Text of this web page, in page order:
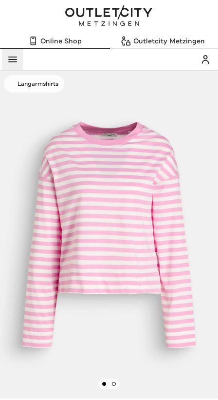
Online Shop Outletcity Metzingen
Menü
Langarmshirts